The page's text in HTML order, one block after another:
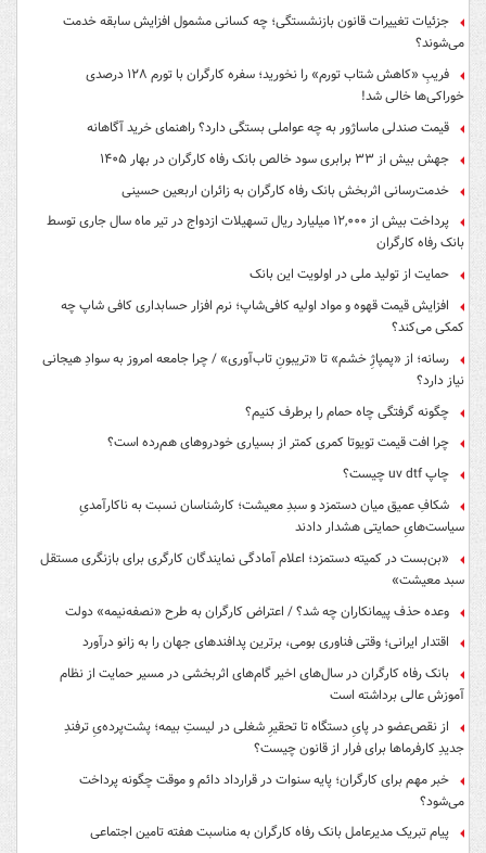
جزئیات تغییرات قانون بازنشستگی؛ چه کسانی مشمول افزایش سابقه خدمت
می‌شوند؟
فریبِ «کاهش شتاب تورم» را نخورید؛ سفره کارگران با تورم ۱۲۸ درصدی
خوراکی‌ها خالی شد!
قیمت صندلی ماساژور به چه عواملی بستگی دارد؟ راهنمای خرید آگاهانه
جهش بیش از ۳۳ برابری سود خالص بانک رفاه کارگران در بهار ۱۴۰۵
خدمت‌رسانی اثربخش بانک رفاه کارگران به زائران اربعین حسینی
پرداخت بیش از ۱۲,۰۰۰ میلیارد ریال تسهیلات ازدواج در تیر ماه سال جاری توسط
بانک رفاه کارگران
حمایت از تولید ملی در اولویت این بانک
افزایش قیمت قهوه و مواد اولیه کافی‌شاپ؛ نرم افزار حسابداری کافی شاپ چه
کمکی می‌کند؟
رسانه؛ از «پمپاژِ خشم» تا «تریبونِ تاب‌آوری» / چرا جامعه امروز به سوادِ هیجانی
نیاز دارد؟
چگونه گرفتگی چاه حمام را برطرف کنیم؟
چرا افت قیمت تویوتا کمری کمتر از بسیاری خودروهای هم‌رده است؟
چاپ uv dtf چیست؟
شکافِ عمیق میان دستمزد و سبدِ معیشت؛ کارشناسان نسبت به ناکارآمدیِ
سیاست‌هایِ حمایتی هشدار دادند
«بن‌بست در کمیته دستمزد؛ اعلام آمادگی نمایندگان کارگری برای بازنگری مستقل
سبد معیشت»
وعده حذف پیمانکاران چه شد؟ / اعتراض کارگران به طرح «نصفه‌نیمه» دولت
اقتدار ایرانی؛ وقتی فناوری بومی، برترین پدافندهای جهان را به زانو درآورد
بانک رفاه کارگران در سال‌های اخیر گام‌های اثربخشی در مسیر حمایت از نظام
آموزش عالی برداشته است
از نقص‌عضو در پایِ دستگاه تا تحقیرِ شغلی در لیستِ بیمه؛ پشت‌پرده‌یِ ترفندِ
جدیدِ کارفرماها برای فرار از قانون چیست؟
خبر مهم برای کارگران؛ پایه سنوات در قرارداد دائم و موقت چگونه پرداخت
می‌شود؟
پیام تبریک مدیرعامل بانک رفاه کارگران به مناسبت هفته تامین اجتماعی